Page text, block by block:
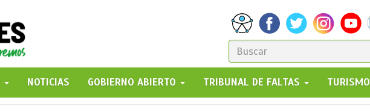
FORMULARIO
DE
BÚSQUEDA
GO!
NOTICIAS GOBIERNO ABIERTO TRIBUNAL DE FALTAS TURISMO